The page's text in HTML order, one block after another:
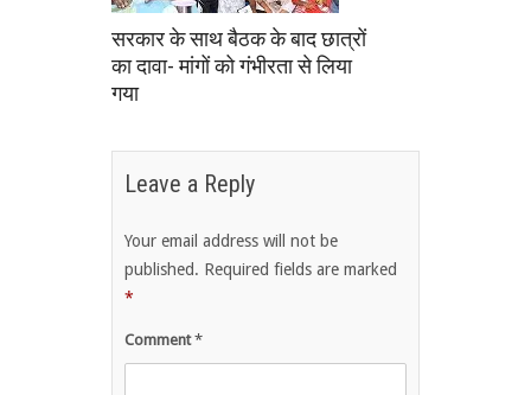
सरकार के साथ बैठक के बाद छात्रों
का दावा- मांगों को गंभीरता से लिया
गया
Leave a Reply
Your email address will not be
published. Required fields are marked
*
Comment*